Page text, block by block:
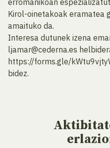
erromanikoan
Kirol-oinetakoak eramatea
amaituko da.
Interesa dutunek izena
ljamar@cederna.es
https://forms.gle/
bidez.